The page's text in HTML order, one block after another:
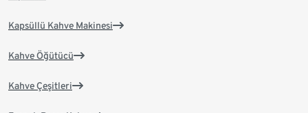
Kapsüllü Kahve Makinesi
Kahve Öğütücü
Kahve Çeşitleri